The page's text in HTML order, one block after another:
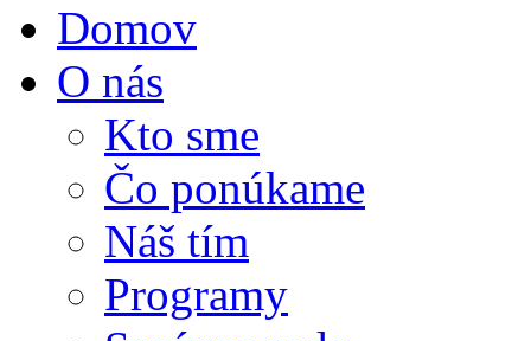
Domov
O nás
Kto sme
Čo ponúkame
Náš tím
Programy